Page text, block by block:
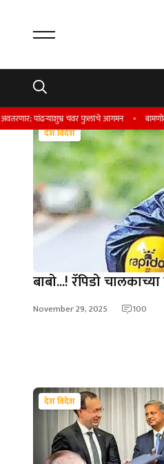
चवर फुलांचे आगमन बामणोली येथील
देश विदेश
बाबो...! रॅपिडो
November 29, 2025 100
देश विदेश